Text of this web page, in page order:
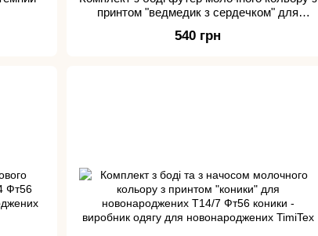
принтом "ведмедик з сердечком" для
540 грн